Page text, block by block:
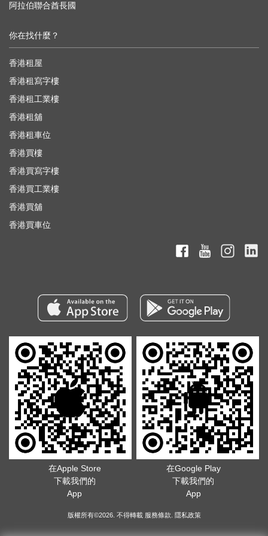
阿拉伯聯合酋長國
你在找什麼？
香港租屋
香港租寫字樓
香港租工業樓
香港租舖
香港租車位
香港買樓
香港買寫字樓
香港買工業樓
香港買舖
香港買車位
在Apple Store
下載我們的
App
在Google Play
下載我們的
App
版權所有©2026. 不得轉載 服務條款 隱私政策